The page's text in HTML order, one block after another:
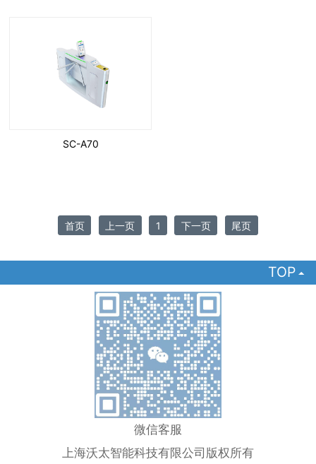
SC-A70
首页 上一页 1 下一页 尾页
TOP
微信客服
上海沃太智能科技有限公司版权所有